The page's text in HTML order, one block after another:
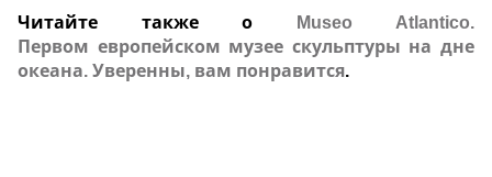
Читайте также о Museo Atlantico.
Первом европейском музее скульптуры на дне
океана. Уверенны, вам понравится.